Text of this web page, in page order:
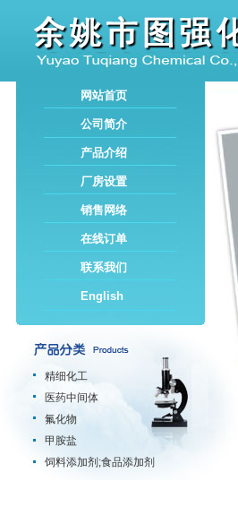
网站首页
公司简介
产品介绍
厂房设置
销售网络
在线订单
联系我们
English
精细化工
医药中间体
氟化物
甲胺盐
饲料添加剂;食品添加剂